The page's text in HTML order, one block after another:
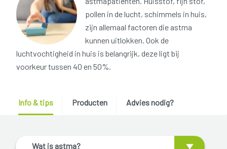
pollen in de lucht, schimmels in huis,
zijn allemaal factoren die astma
kunnen uitlokken. Ook de
luchtvochtigheid in huis is belangrijk, deze ligt bij
voorkeur tussen 40 en 50%.
Info & tips Producten Advies nodig?
Wat is astma?